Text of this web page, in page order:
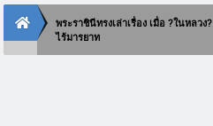
พระราชินีทรงเล่าเรื่อง เมื่อ ?ในหลว
ไร้มารยาท